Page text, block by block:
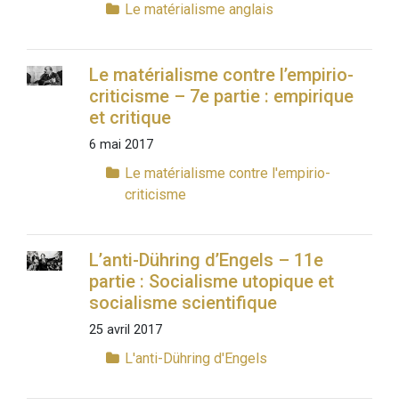
Le matérialisme anglais
Le matérialisme contre l’empirio-
criticisme – 7e partie : empirique
et critique
6 mai 2017
Le matérialisme contre l'empirio-
criticisme
L’anti-Dühring d’Engels – 11e
partie : Socialisme utopique et
socialisme scientifique
25 avril 2017
L'anti-Dühring d'Engels